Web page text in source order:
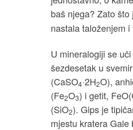
baš njega? Zato
nastala taloženjem
U mineralogiji se
šezdesetak u
(CaSO4·2H2O),
(Fe2O3) i getit,
(SiO2). Gips je
mjestu kratera